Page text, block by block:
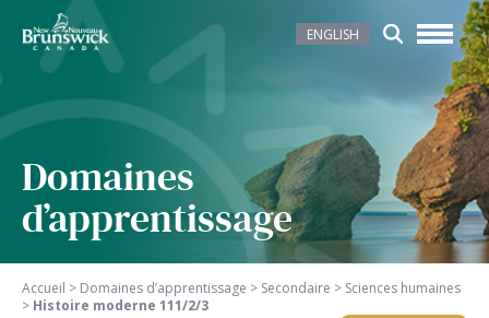
ENGLISH
Domaines
d’apprentissage
Accueil > Domaines d’apprentissage > Secondaire > Sciences humaines
> Histoire moderne 111/2/3